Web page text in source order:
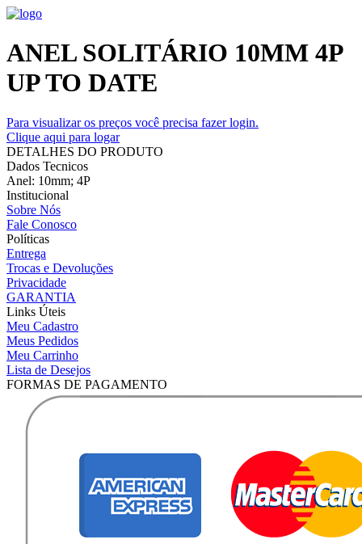
ANEL SOLITÁRIO 10MM 4P
UP TO DATE
Para visualizar os preços você precisa fazer login.
Clique aqui para logar
DETALHES DO PRODUTO
Dados Tecnicos
Anel: 10mm; 4P
Institucional
Sobre Nós
Fale Conosco
Políticas
Entrega
Trocas e Devoluções
Privacidade
GARANTIA
Links Úteis
Meu Cadastro
Meus Pedidos
Meu Carrinho
Lista de Desejos
FORMAS DE PAGAMENTO